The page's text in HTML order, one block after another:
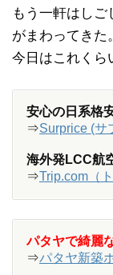
もう一軒はしご
がまわってきた。
今日はこれくら
安心の日系格
⇒Surprice (サ
海外発LCC航
⇒Trip.com（
パタヤで綺麗
⇒パタヤ新築